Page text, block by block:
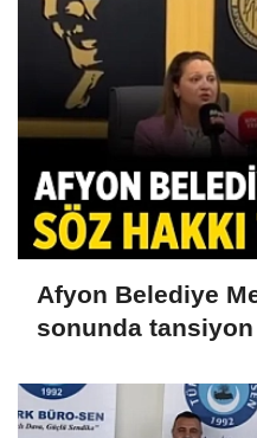
Afyon Belediye
sonunda